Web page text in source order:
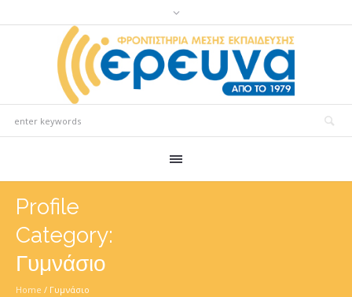
Profile
Category:
Γυμνάσιο
Home / Γυμνάσιο